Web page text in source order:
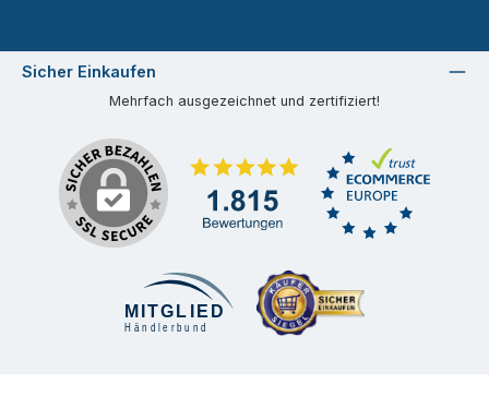
Sicher Einkaufen
Mehrfach ausgezeichnet und zertifiziert!